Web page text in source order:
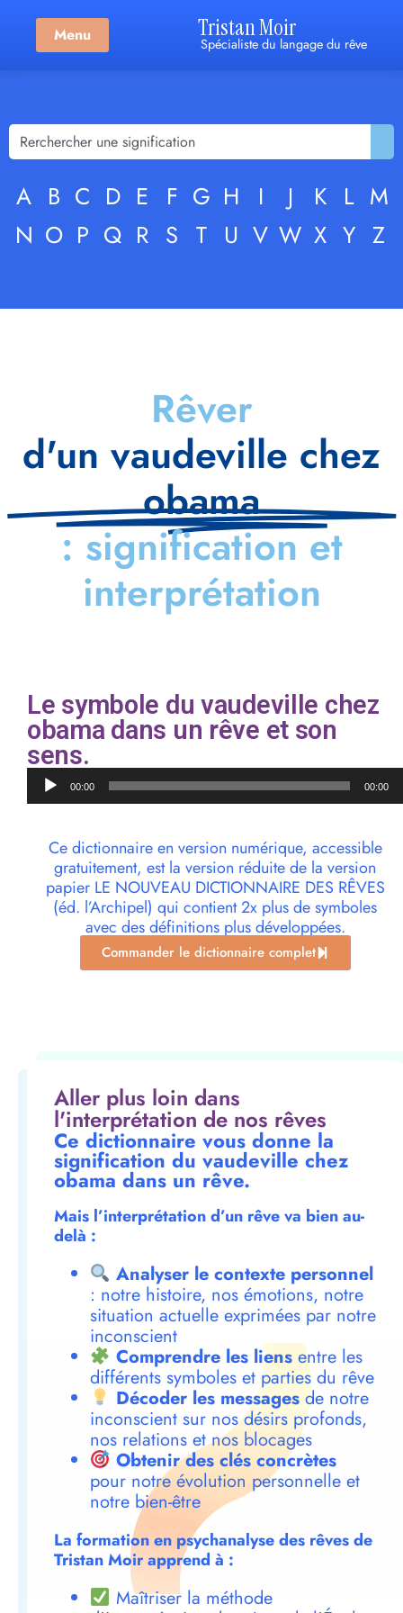
Menu Tristan Moir
Spécialiste du langage du rêve
A B C D E F G H I J K L M
N O P Q R S T U V W X Y Z
Rêver
d'un vaudeville chez
obama
: signification et
interprétation
Le symbole du vaudeville chez
obama dans un rêve et son
sens.
Lecteur
audio00:00 00:00
Ce dictionnaire en version numérique, accessible
gratuitement, est la version réduite de la version
papier LE NOUVEAU DICTIONNAIRE DES RÊVES
(éd. l’Archipel) qui contient 2x plus de symboles
avec des définitions plus développées.
Commander le dictionnaire complet
Aller plus loin dans
l'interprétation de nos rêves
Ce dictionnaire vous donne la
signification du vaudeville chez
obama dans un rêve.
Mais l’interprétation d’un rêve va bien au-
delà :
Analyser le contexte personnel
: notre histoire, nos émotions, notre
situation actuelle exprimées par notre
inconscient
Comprendre les liensentre les
différents symboles et parties du rêve
Décoder les messagesde notre
inconscient sur nos désirs profonds,
nos relations et nos blocages
Obtenir des clés concrètes
pour notre évolution personnelle et
notre bien-être
La formation en psychanalyse des rêves de
Tristan Moir apprend à :
Maîtriser la méthode